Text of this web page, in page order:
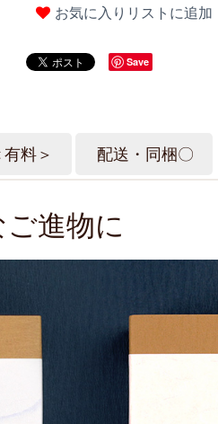
お気に入りリストに追加
Save
料＞ 配送・同梱〇
進物に